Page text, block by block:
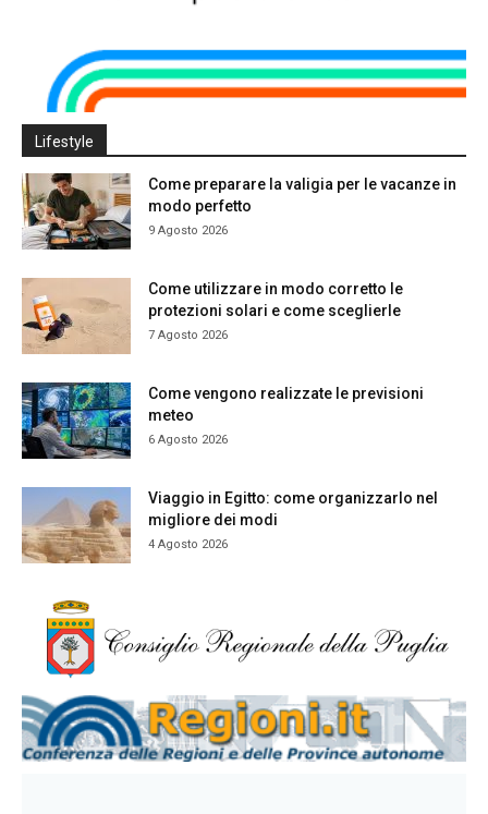
Lifestyle
Come preparare la valigia per le vacanze in
modo perfetto
9 Agosto 2026
Come utilizzare in modo corretto le
protezioni solari e come sceglierle
7 Agosto 2026
Come vengono realizzate le previsioni
meteo
6 Agosto 2026
Viaggio in Egitto: come organizzarlo nel
migliore dei modi
4 Agosto 2026